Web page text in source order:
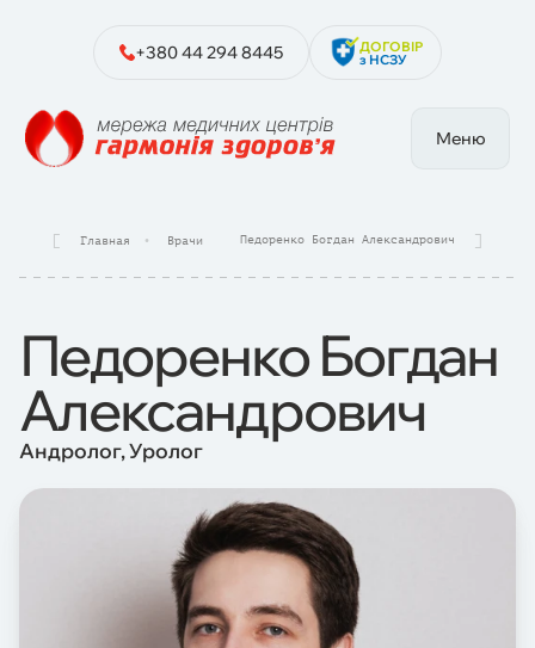
+380 44 294 8445 ДОГОВІР
з НСЗУ
Меню
Главная Врачи Педоренко Богдан Александрович
Педоренко Богдан
Александрович
Андролог, Уролог